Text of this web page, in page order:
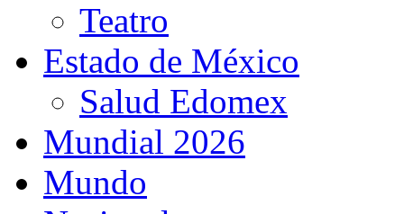
Teatro
Estado de México
Salud Edomex
Mundial 2026
Mundo